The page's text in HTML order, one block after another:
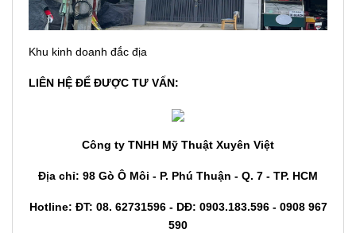
Khu kinh doanh đắc địa
LIÊN HỆ ĐỂ ĐƯỢC TƯ VẤN:
Công ty TNHH Mỹ Thuật Xuyên Việt
Địa chỉ: 98 Gò Ô Môi - P. Phú Thuận - Q. 7 - TP. HCM
Hotline: ĐT: 08. 62731596 - DĐ: 0903.183.596 - 0908 967
590